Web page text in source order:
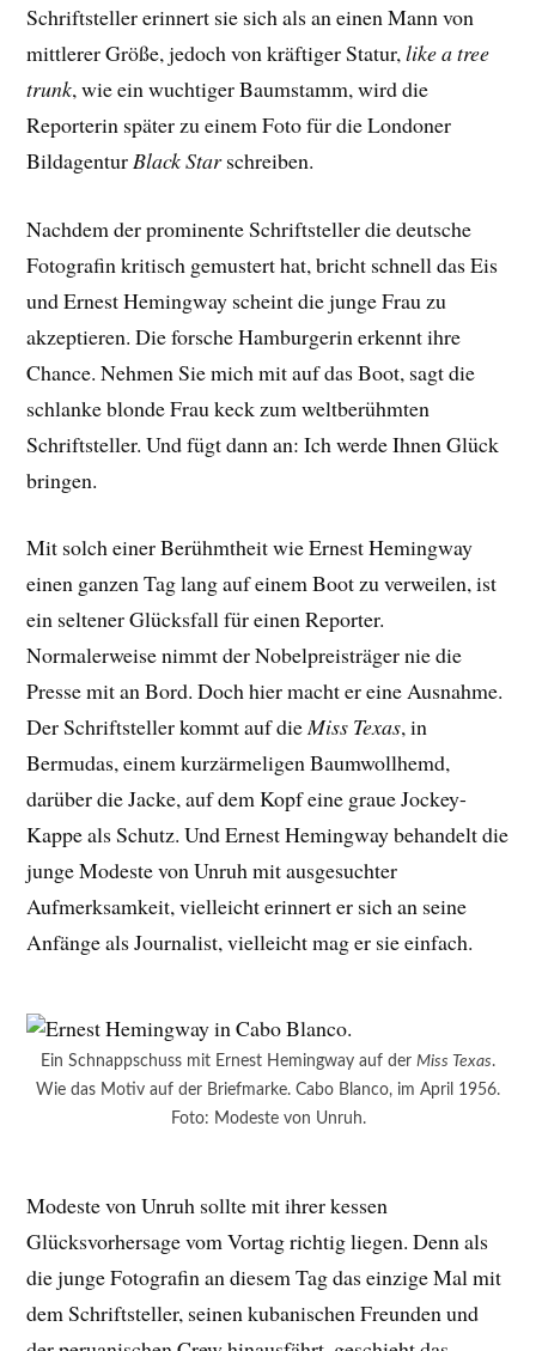
Schriftsteller erinnert sie sich als an einen Mann von
mittlerer Größe, jedoch von kräftiger Statur,like a tree
trunk, wie ein wuchtiger Baumstamm, wird die
Reporterin später zu einem Foto für die Londoner
BildagenturBlack Starschreiben.
Nachdem der prominente Schriftsteller die deutsche
Fotografin kritisch gemustert hat, bricht schnell das Eis
und Ernest Hemingway scheint die junge Frau zu
akzeptieren. Die forsche Hamburgerin erkennt ihre
Chance. Nehmen Sie mich mit auf das Boot, sagt die
schlanke blonde Frau keck zum weltberühmten
Schriftsteller. Und fügt dann an: Ich werde Ihnen Glück
bringen.
Mit solch einer Berühmtheit wie Ernest Hemingway
einen ganzen Tag lang auf einem Boot zu verweilen, ist
ein seltener Glücksfall für einen Reporter.
Normalerweise nimmt der Nobelpreisträger nie die
Presse mit an Bord. Doch hier macht er eine Ausnahme.
Der Schriftsteller kommt auf dieMiss Texas, in
Bermudas, einem kurzärmeligen Baumwollhemd,
darüber die Jacke, auf dem Kopf eine graue Jockey-
Kappe als Schutz. Und Ernest Hemingway behandelt die
junge Modeste von Unruh mit ausgesuchter
Aufmerksamkeit, vielleicht erinnert er sich an seine
Anfänge als Journalist, vielleicht mag er sie einfach.
Ein Schnappschuss mit Ernest Hemingway auf der Miss Texas.
Wie das Motiv auf der Briefmarke. Cabo Blanco, im April 1956.
Foto: Modeste von Unruh.
Modeste von Unruh sollte mit ihrer kessen
Glücksvorhersage vom Vortag richtig liegen. Denn als
die junge Fotografin an diesem Tag das einzige Mal mit
dem Schriftsteller, seinen kubanischen Freunden und